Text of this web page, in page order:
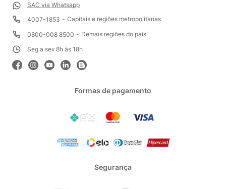
SAC via Whatsapp
4007-1853
Capitais e regiões metropolitanas
0800-008 8500
Demais regiões do país
Seg a sex 8h às 18h
Formas de pagamento
Segurança